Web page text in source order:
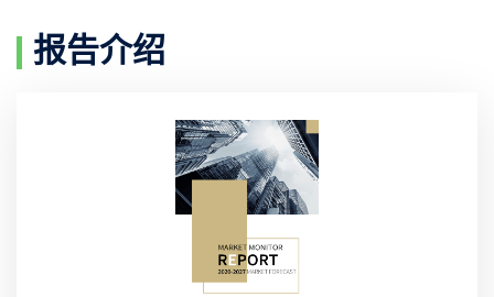
报告介绍